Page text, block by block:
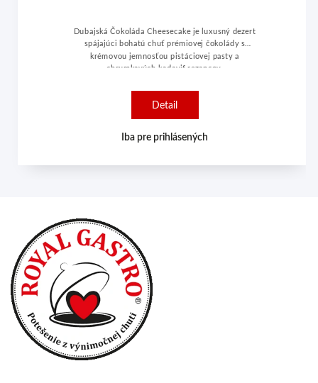
Iba pre prihlásených
Detail
Dubajská Čokoláda Cheesecake je luxusný dezert
spájajúci bohatú chuť prémiovej čokolády s
krémovou jemnosťou pistáciovej pasty a
chrumkavých kadayif rezancov.